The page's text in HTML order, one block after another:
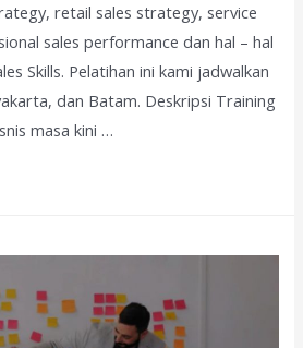
retail sales strategy, service
sales performance dan hal – hal
Skills. Pelatihan ini kami jadwalkan
dan Batam. Deskripsi Training
masa kini …